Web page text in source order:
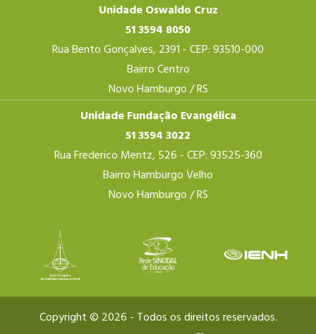
Unidade Oswaldo Cruz
51 3594 8050
Rua Bento Gonçalves, 2391 - CEP: 93510-000
Bairro Centro
Novo Hamburgo / RS
Unidade Fundação Evangélica
51 3594 3022
Rua Frederico Mentz, 526 - CEP: 93525-360
Bairro Hamburgo Velho
Novo Hamburgo / RS
Copyright © 2026 - Todos os direitos reservados.